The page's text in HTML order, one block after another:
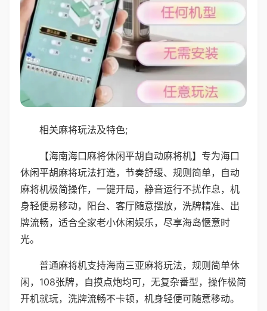
相关麻将玩法及特色;
【海南海口麻将休闲平胡自动麻将机】专为海口
休闲平胡麻将玩法打造，节奏舒缓、规则简单，自动
麻将机极简操作，一键开局，静音运行不扰作息，机
身轻便易移动，阳台、客厅随意摆放，洗牌精准、出
牌流畅，适合全家老小休闲娱乐，尽享海岛惬意时
光。
普通麻将机支持海南三亚麻将玩法，规则简单休
闲，108张牌，自摸点炮均可，无复杂番型，操作极简
开机就玩，洗牌流畅不卡顿，机身轻便可随意移动。